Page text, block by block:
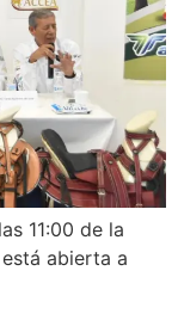
11:00 de la
abierta a